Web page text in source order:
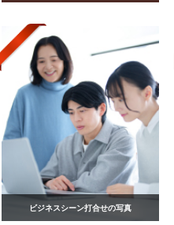
ビジネスシーン打合せの写真